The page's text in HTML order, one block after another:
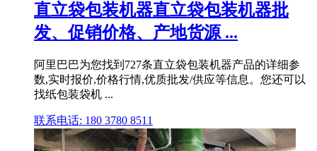
直立袋包装机器直立袋包装机器批
发、促销价格、产地货源 ...
阿里巴巴为您找到727条直立袋包装机器产品的详细参
数,实时报价,价格行情,优质批发/供应等信息。您还可以
找纸包装袋机 ...
联系电话: 180 3780 8511